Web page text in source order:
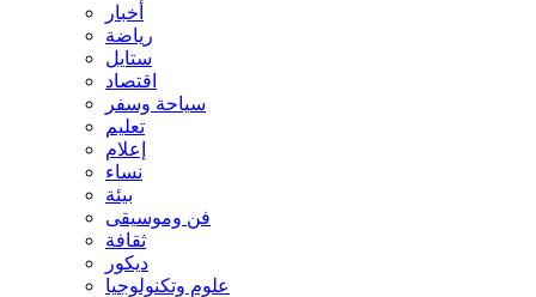
أخبار
رياضة
ستايل
اقتصاد
سياحة وسفر
تعليم
إعلام
نساء
بيئة
فن وموسيقى
ثقافة
ديكور
علوم وتكنولوجيا